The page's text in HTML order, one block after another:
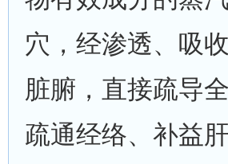
穴，经渗透、吸
脏腑，直接疏导
疏通经络、补益